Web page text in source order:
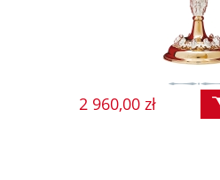
2 960,00 zł